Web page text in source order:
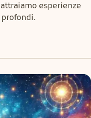
esperienze